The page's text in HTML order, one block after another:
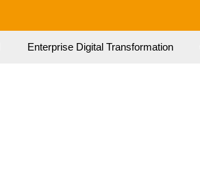
Enterprise Digital Transformation